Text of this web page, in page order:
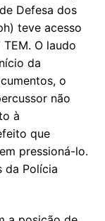
Defesa dos
teve acesso
O laudo
da
o
não
à
que
pressioná-lo.
da Polícia